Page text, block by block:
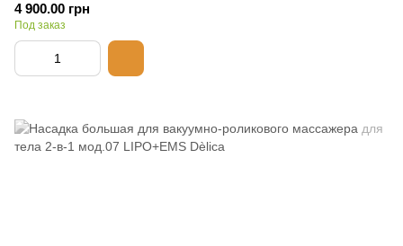
4 900.00 грн
Под заказ